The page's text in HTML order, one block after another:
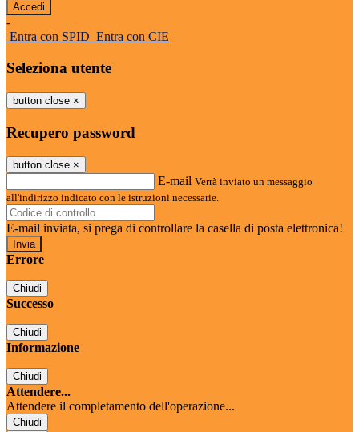
-
Entra con SPID Entra con CIE
Seleziona utente
button close ×
Recupero password
button close ×
E-mail Verrà inviato un messaggio
all'indirizzo indicato con le istruzioni necessarie.
E-mail inviata, si prega di controllare la casella di posta elettronica!
Errore
Chiudi
Successo
Chiudi
Informazione
Chiudi
Attendere...
Attendere il completamento dell'operazione...
Chiudi